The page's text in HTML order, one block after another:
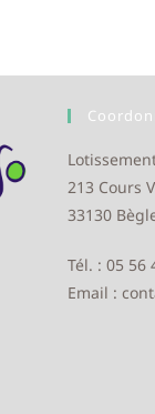
213 Cours
33130
Tél. : 05 56
Email :